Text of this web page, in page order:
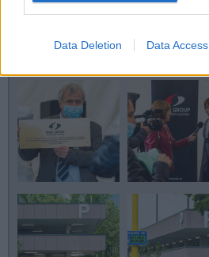
Data Deletion Data Access